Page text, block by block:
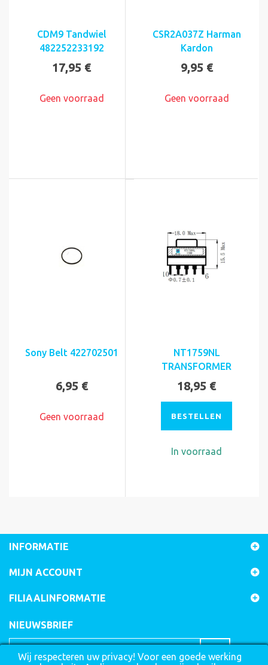
Wij respecteren uw privacy! Voor een goede werking
CDM9 Tandwiel
482252233192
17,95 €
Geen voorraad
CSR2A037Z Harman
Kardon
9,95 €
Geen voorraad
Sony Belt 422702501
6,95 €
Geen voorraad
NT1759NL
TRANSFORMER
18,95 €
BESTELLEN
In voorraad
INFORMATIE
MIJN ACCOUNT
FILIAALINFORMATIE
NIEUWSBRIEF